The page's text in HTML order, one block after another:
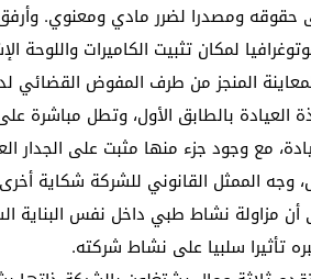
حقوقه ومصدرا لضرر مادي ومعنوي.
لمكان تثبيت الكاميرات واللوحة
المنجز من طرف المفوض القضائي
العيادة بالطابق الأول، وتطل مباشرة
مع وجود جزء منها مثبت على الجدار
الممثل القانوني للشركة شكاية
أن مزاولة نشاط طبي داخل نفس البناية
تأثيرا سلبيا على نشاط شركته.